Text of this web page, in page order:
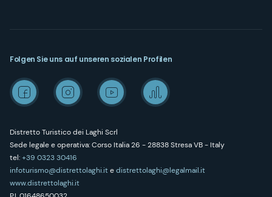
Distretto Turistico dei Laghi Scrl
Sede legale e operativa: Corso Italia 26 - 28838 Stresa VB - Italy
tel:+39 0323 30416
infoturismo@distrettolaghi.itedistrettolaghi@legalmail.it
www.distrettolaghi.it
Folgen Sie uns auf unseren sozialen Profilen